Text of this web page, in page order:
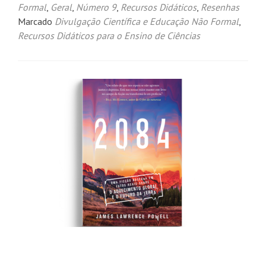
Formal, Geral, Número 9, Recursos Didáticos, Resenhas
Marcado Divulgação Científica e Educação Não Formal,
Recursos Didáticos para o Ensino de Ciências